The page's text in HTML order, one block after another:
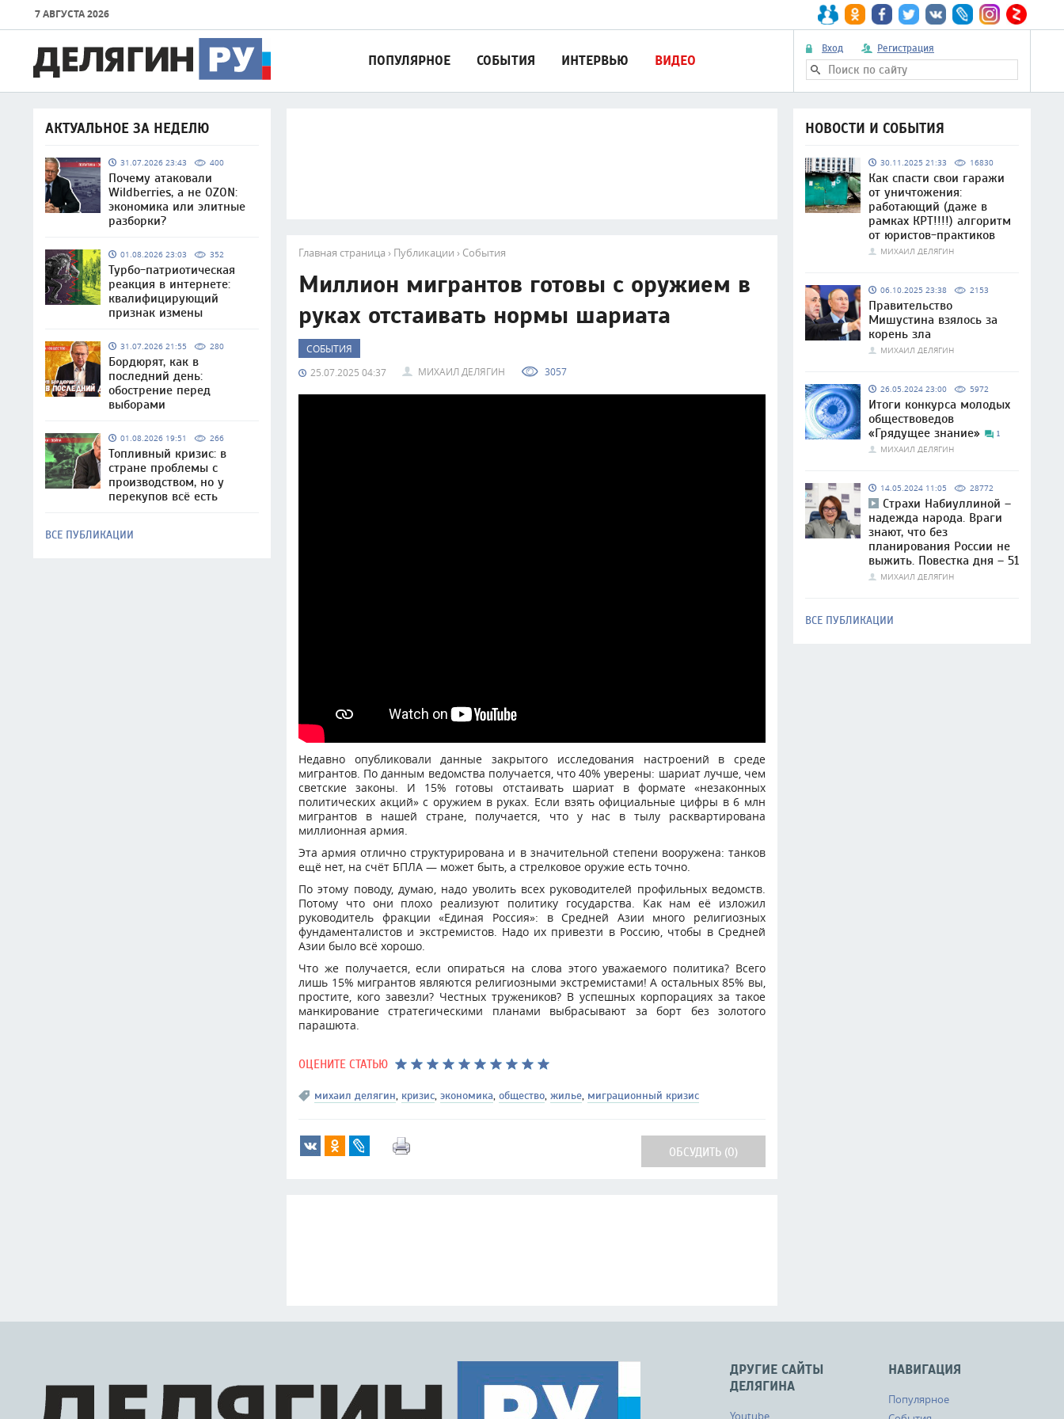
7 АВГУСТА 2026
Вход Регистрация
ПОПУЛЯРНОЕ СОБЫТИЯ ИНТЕРВЬЮ ВИДЕО
АКТУАЛЬНОЕ ЗА НЕДЕЛЮ
31.07.2026 23:43 400
Почему атаковали
Wildberries, а не OZON:
экономика или элитные
разборки?
01.08.2026 23:03 352
Турбо-патриотическая
реакция в интернете:
квалифицирующий
признак измены
31.07.2026 21:55 280
Бордюрят, как в
последний день:
обострение перед
выборами
01.08.2026 19:51 266
Топливный кризис: в
стране проблемы с
производством, но у
перекупов всё есть
ВСЕ ПУБЛИКАЦИИ
Главная страница › Публикации › События
Миллион мигрантов готовы с оружием в
руках отстаивать нормы шариата
СОБЫТИЯ
25.07.2025 04:37
МИХАИЛ ДЕЛЯГИН 3057
Недавно опубликовали данные закрытого исследования настроений в среде
мигрантов. По данным ведомства получается, что 40% уверены: шариат лучше, чем
светские законы. И 15% готовы отстаивать шариат в формате «незаконных
политических акций» с оружием в руках. Если взять официальные цифры в 6 млн
мигрантов в нашей стране, получается, что у нас в тылу расквартирована
миллионная армия.
Эта армия отлично структурирована и в значительной степени вооружена: танков
ещё нет, на счёт БПЛА — может быть, а стрелковое оружие есть точно.
По этому поводу, думаю, надо уволить всех руководителей профильных ведомств.
Потому что они плохо реализуют политику государства. Как нам её изложил
руководитель фракции «Единая Россия»: в Средней Азии много религиозных
фундаменталистов и экстремистов. Надо их привезти в Россию, чтобы в Средней
Азии было всё хорошо.
Что же получается, если опираться на слова этого уважаемого политика? Всего
лишь 15% мигрантов являются религиозными экстремистами! А остальных 85% вы,
простите, кого завезли? Честных тружеников? В успешных корпорациях за такое
манкирование стратегическими планами выбрасывают за борт без золотого
парашюта.
ОЦЕНИТЕ СТАТЬЮ
михаил делягин, кризис, экономика, общество, жилье, миграционный кризис
ОБСУДИТЬ (0)
НОВОСТИ И СОБЫТИЯ
30.11.2025 21:33 16830
Как спасти свои гаражи
от уничтожения:
работающий (даже в
рамках КРТ!!!!) алгоритм
от юристов-практиков
МИХАИЛ ДЕЛЯГИН
06.10.2025 23:38 2153
Правительство
Мишустина взялось за
корень зла
МИХАИЛ ДЕЛЯГИН
26.05.2024 23:00 5972
Итоги конкурса молодых
обществоведов
«Грядущее знание»
1
МИХАИЛ ДЕЛЯГИН
14.05.2024 11:05 28772
Страхи Набиуллиной –
надежда народа. Враги
знают, что без
планирования России не
выжить. Повестка дня – 51
МИХАИЛ ДЕЛЯГИН
ВСЕ ПУБЛИКАЦИИ
НАВИГАЦИЯ
Популярное
ДРУГИЕ САЙТЫ
ДЕЛЯГИНА
Youtube